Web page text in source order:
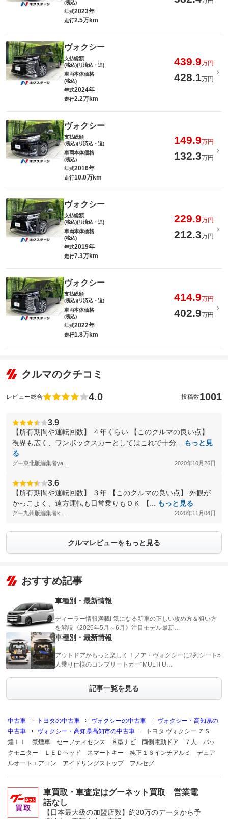
(税込)
年式2023年
走行2.5万km
ヴォクシー
支払総額
(税込)(リ済込・追)
439.9万円
車両本体価格
(税込)
428.1万円
年式2024年
走行2.2万km
ヴォクシー
支払総額
(税込)(リ済込・追)
149.9万円
車両本体価格
(税込)
132.3万円
年式2016年
走行10.0万km
ヴォクシー
支払総額
(税込)(リ済込・追)
229.9万円
車両本体価格
(税込)
212.3万円
年式2019年
走行7.3万km
ヴォクシー
支払総額
(税込)(リ済込・追)
414.9万円
車両本体価格
(税込)
402.9万円
年式2022年
走行1.8万km
クルマのクチコミ
レビュー総合 4.0 投稿数1001
3.9
【所有期間や運転回数】 ４年くらい 【このクルマの良い点】
視界も広く、ワンボックスカーとしてはこれで十分...
もっと見
る
グー東北版編集者ya... 2020年10月26日
3.6
【所有期間や運転回数】 ３年 【このクルマの良い点】 外観が
かっこよく、遠方運転も日常乗りもＯＫ 【...
もっと見る
グー九州版編集者k.... 2020年11月04日
クルマレビューをもっと見る
おすすめ記事
車種別・最新情報
ディーラー情報満載! 気になる新車の正しい攻め方＆狙い方
を解説《2026年5月～6月》注目モデル最新…
車種別・最新情報
アウトドアがもっと楽しく！ノア・ヴォクシーに2列シート5
人乗り仕様のコンプリートカー“MULTI U…
記事一覧を見る
中古車 トヨタの中古車 ヴォクシーの中古車
ヴォクシー・高知県の
中古車
ヴォクシー・高知県高知市の中古車
トヨタ ヴォクシー ＺＳ
煌ＩＩ 禁煙車 セーフティセンス ８型ナビ 両側電動ドア ７人 バッ
クモニター ＬＥＤヘッド スマートキー 純正１６インチアルミ デュア
ルオートエアコン アイドリングストップ フルセグ
車買取・車査定はグーネット買取 営業電
話なし
【日本最大級の加盟店数】約30万のデータから予